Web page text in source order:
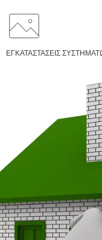
ΕΓΚΑΤΑΣΤΑΣΕΙΣ